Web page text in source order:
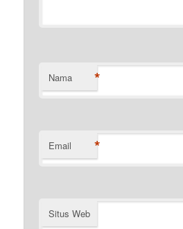
Nama *
Email *
Situs Web